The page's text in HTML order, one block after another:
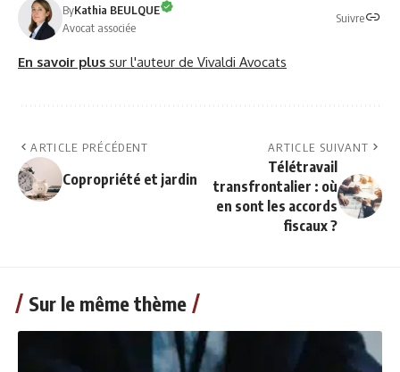
ByKathia BEULQUE
Avocat associée
Suivre
En savoir plus sur l'auteur de Vivaldi Avocats
ARTICLE PRÉCÉDENT
Copropriété et jardin
ARTICLE SUIVANT
Télétravail
transfrontalier : où
en sont les accords
fiscaux ?
Sur le même thème